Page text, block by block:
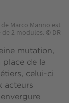
Marco Marino est
2 modules. © DR
mutation,
place de la
celui-ci
acteurs